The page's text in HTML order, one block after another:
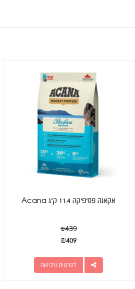
אקאנה פסיפיקה 11.4 ק"ג Acana
₪439
₪409
לפרטים ורכישה